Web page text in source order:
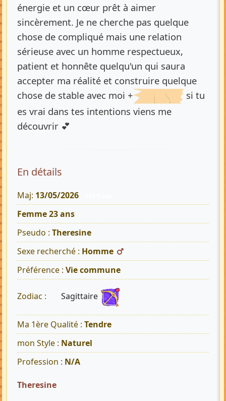
énergie et un cœur prêt à aimer
sincèrement. Je ne cherche pas quelque
chose de compliqué mais une relation
sérieuse avec un homme respectueux,
patient et honnête quelqu'un qui saura
accepter ma réalité et construire quelque
chose de stable avec moi +
si tu
es vrai dans tes intentions viens me
découvrir 💕
En détails
Maj: 13/05/2026
Femme 23 ans
Pseudo : Theresine
Sexe recherché : Homme
Préférence : Vie commune
Zodiac : Sagittaire
Ma 1ère Qualité : Tendre
mon Style : Naturel
Profession : N/A
Theresine